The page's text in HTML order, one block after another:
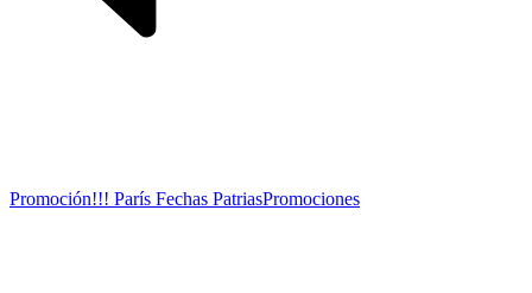
Promoción!!! París Fechas PatriasPromociones